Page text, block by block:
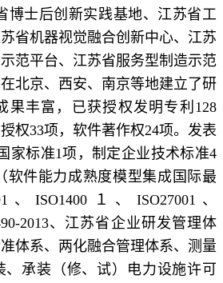
博士后创新实践基地、江苏省工
省机器视觉融合创新中心、江苏
范平台、江苏省服务型制造示范
北京、西安、南京等地建立了研
果丰富，已获授权发明专利128
权33项，软件著作权24项。发表
家标准1项，制定企业技术标准4
软件能力成熟度模型集成国际最
ISO1400１、ISO27001、
2013、江苏省企业研发管理体
体系、两化融合管理体系、测量
、承装（修、试）电力设施许可